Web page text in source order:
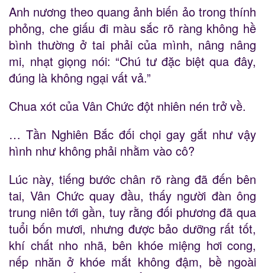
Anh nương theo quang ảnh biến ảo trong thính
phỏng, che giấu đi màu sắc rõ ràng không hề
bình thường ở tai phải của mình, nâng nâng
mi, nhạt giọng nói: “Chú tư đặc biệt qua đây,
đúng là không ngại vất vả.”
Chua xót của Vân Chức đột nhiên nén trở về.
… Tần Nghiên Bắc đối chọi gay gắt như vậy
hình như không phải nhằm vào cô?
Lúc này, tiếng bước chân rõ ràng đã đến bên
tai, Vân Chức quay đầu, thấy người đàn ông
trung niên tới gần, tuy rằng đối phương đã qua
tuổi bốn mươi, nhưng được bảo dưỡng rất tốt,
khí chất nho nhã, bên khóe miệng hơi cong,
nếp nhăn ở khóe mắt không đậm, bề ngoài